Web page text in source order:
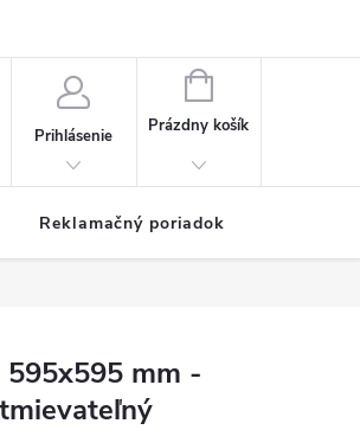
Prihlásenie
NÁKUPNÝ
KOŠÍK
Prázdny košík
Reklamačný poriadok
mm -